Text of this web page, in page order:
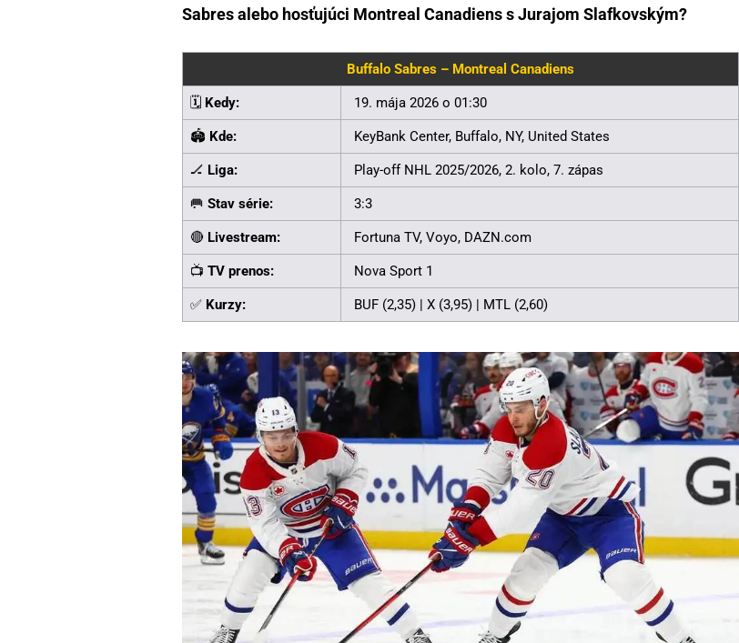
Sabres alebo hosťujúci Montreal Canadiens s Jurajom Slafkovským?
Buffalo Sabres – Montreal Canadiens
🗓️ Kedy: 19. mája 2026 o 01:30
🏟️ Kde: KeyBank Center, Buffalo, NY, United States
🏒 Liga: Play-off NHL 2025/2026, 2. kolo, 7. zápas
🥅 Stav série: 3:3
🔴 Livestream: Fortuna TV, Voyo, DAZN.com
📺 TV prenos: Nova Sport 1
✅ Kurzy: BUF (2,35) | X (3,95) | MTL (2,60)